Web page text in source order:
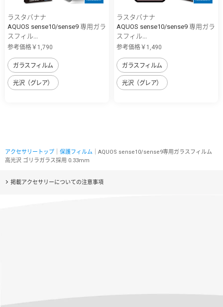
ラスタバナナ
AQUOS sense10/sense9 専用ガラ
スフィル...
参考価格￥1,790
ガラスフィルム
光沢（グレア）
ラスタバナナ
AQUOS sense10/sense9 専用ガラ
スフィル...
参考価格￥1,490
ガラスフィルム
光沢（グレア）
アクセサリートップ 保護フィルム ｜AQUOS sense10/sense9専用ガラスフィルム
高光沢 ゴリラガラス採用 0.33mm
掲載アクセサリーについての注意事項